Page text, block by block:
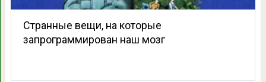
Странные вещи, на которые
запрограммирован наш мозг